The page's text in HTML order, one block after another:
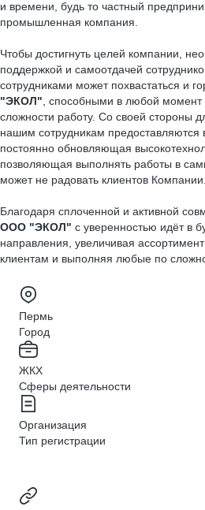
и времени, будь то частный
промышленная компания.
Чтобы достигнуть целей компании,
поддержкой и самоотдачей
сотрудниками может похвастаться и
"ЭКОЛ" , способными в любой
сложности работу. Со своей стороны
нашим сотрудникам предоставляются
постоянно обновляющая
позволяющая выполнять работы в
может не радовать клиентов Компании.
Благодаря сплоченной и активной
ООО "ЭКОЛ" с уверенностью идёт в
направления, увеличивая
клиентам и выполняя любые по
Пермь
Город
ЖКХ
Сферы деятельности
Организация
Тип регистрации